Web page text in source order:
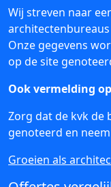
Wij streven naar
Onze gegevens
op de site
Ook vermelding
Zorg dat de kvk de
genoteerd en
Groeien als